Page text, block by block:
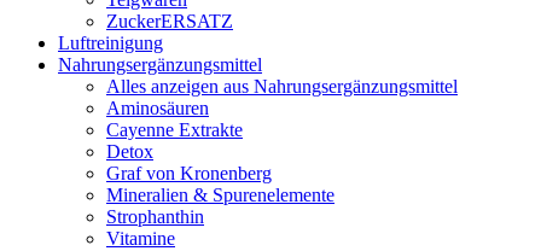
ZuckerERSATZ
Luftreinigung
Nahrungsergänzungsmittel
Alles anzeigen aus Nahrungsergänzungsmittel
Aminosäuren
Cayenne Extrakte
Detox
Graf von Kronenberg
Mineralien & Spurenelemente
Strophanthin
Vitamine